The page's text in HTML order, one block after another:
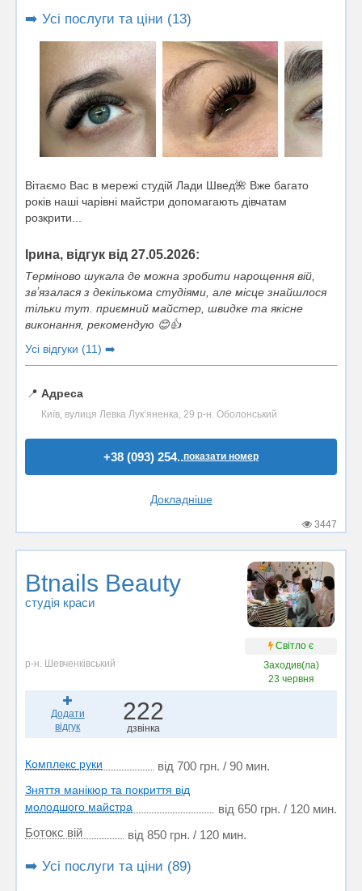
➡️ Усі послуги та ціни (13)
Вітаємо Вас в мережі студій Лади Швед🌺 Вже багато
років наші чарівні майстри допомагають дівчатам
розкрити...
Ірина, відгук від 27.05.2026:
Терміново шукала де можна зробити нарощення вій,
звʼязалася з декількома студіями, але місце знайшлося
тільки тут. приємний майстер, швидке та якісне
виконання, рекомендую 😊👍
Усі відгуки (11) ➡️
📍 Адреса
Київ, вулиця Левка Лукʼяненка, 29 р-н. Оболонський
+38 (093) 254..показати номер
Докладніше
3447
Btnails Beauty
студія краси
Світло є
р-н. Шевченківський
Заходив(ла)
23 червня
Додати
відгук
222
дзвінка
Комплекс руки від 700 грн. / 90 мин.
Зняття манікюр та покриття від
молодшого майстра
від 650 грн. / 120 мин.
Ботокс вій
від 850 грн. / 120 мин.
➡️ Усі послуги та ціни (89)